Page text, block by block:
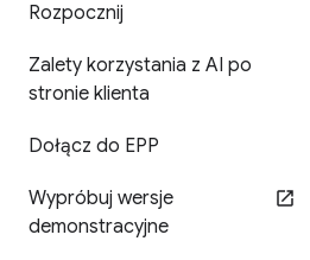
Rozpocznij
Zalety korzystania z AI po
stronie klienta
Dołącz do EPP
Wypróbuj wersje
demonstracyjne